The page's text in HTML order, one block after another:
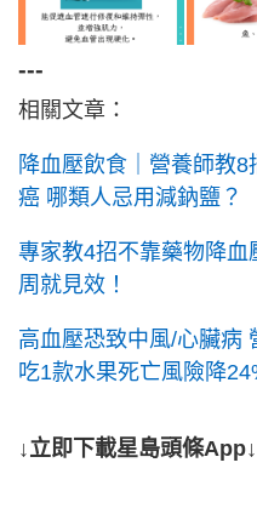
---
相關文章：
降血壓飲食｜營養師教
癌 哪類人忌用減鈉鹽？
專家教4招不靠藥物降
周就見效！
高血壓恐致中風/心臟病
吃1款水果死亡風險降
↓立即下載星島頭條App↓